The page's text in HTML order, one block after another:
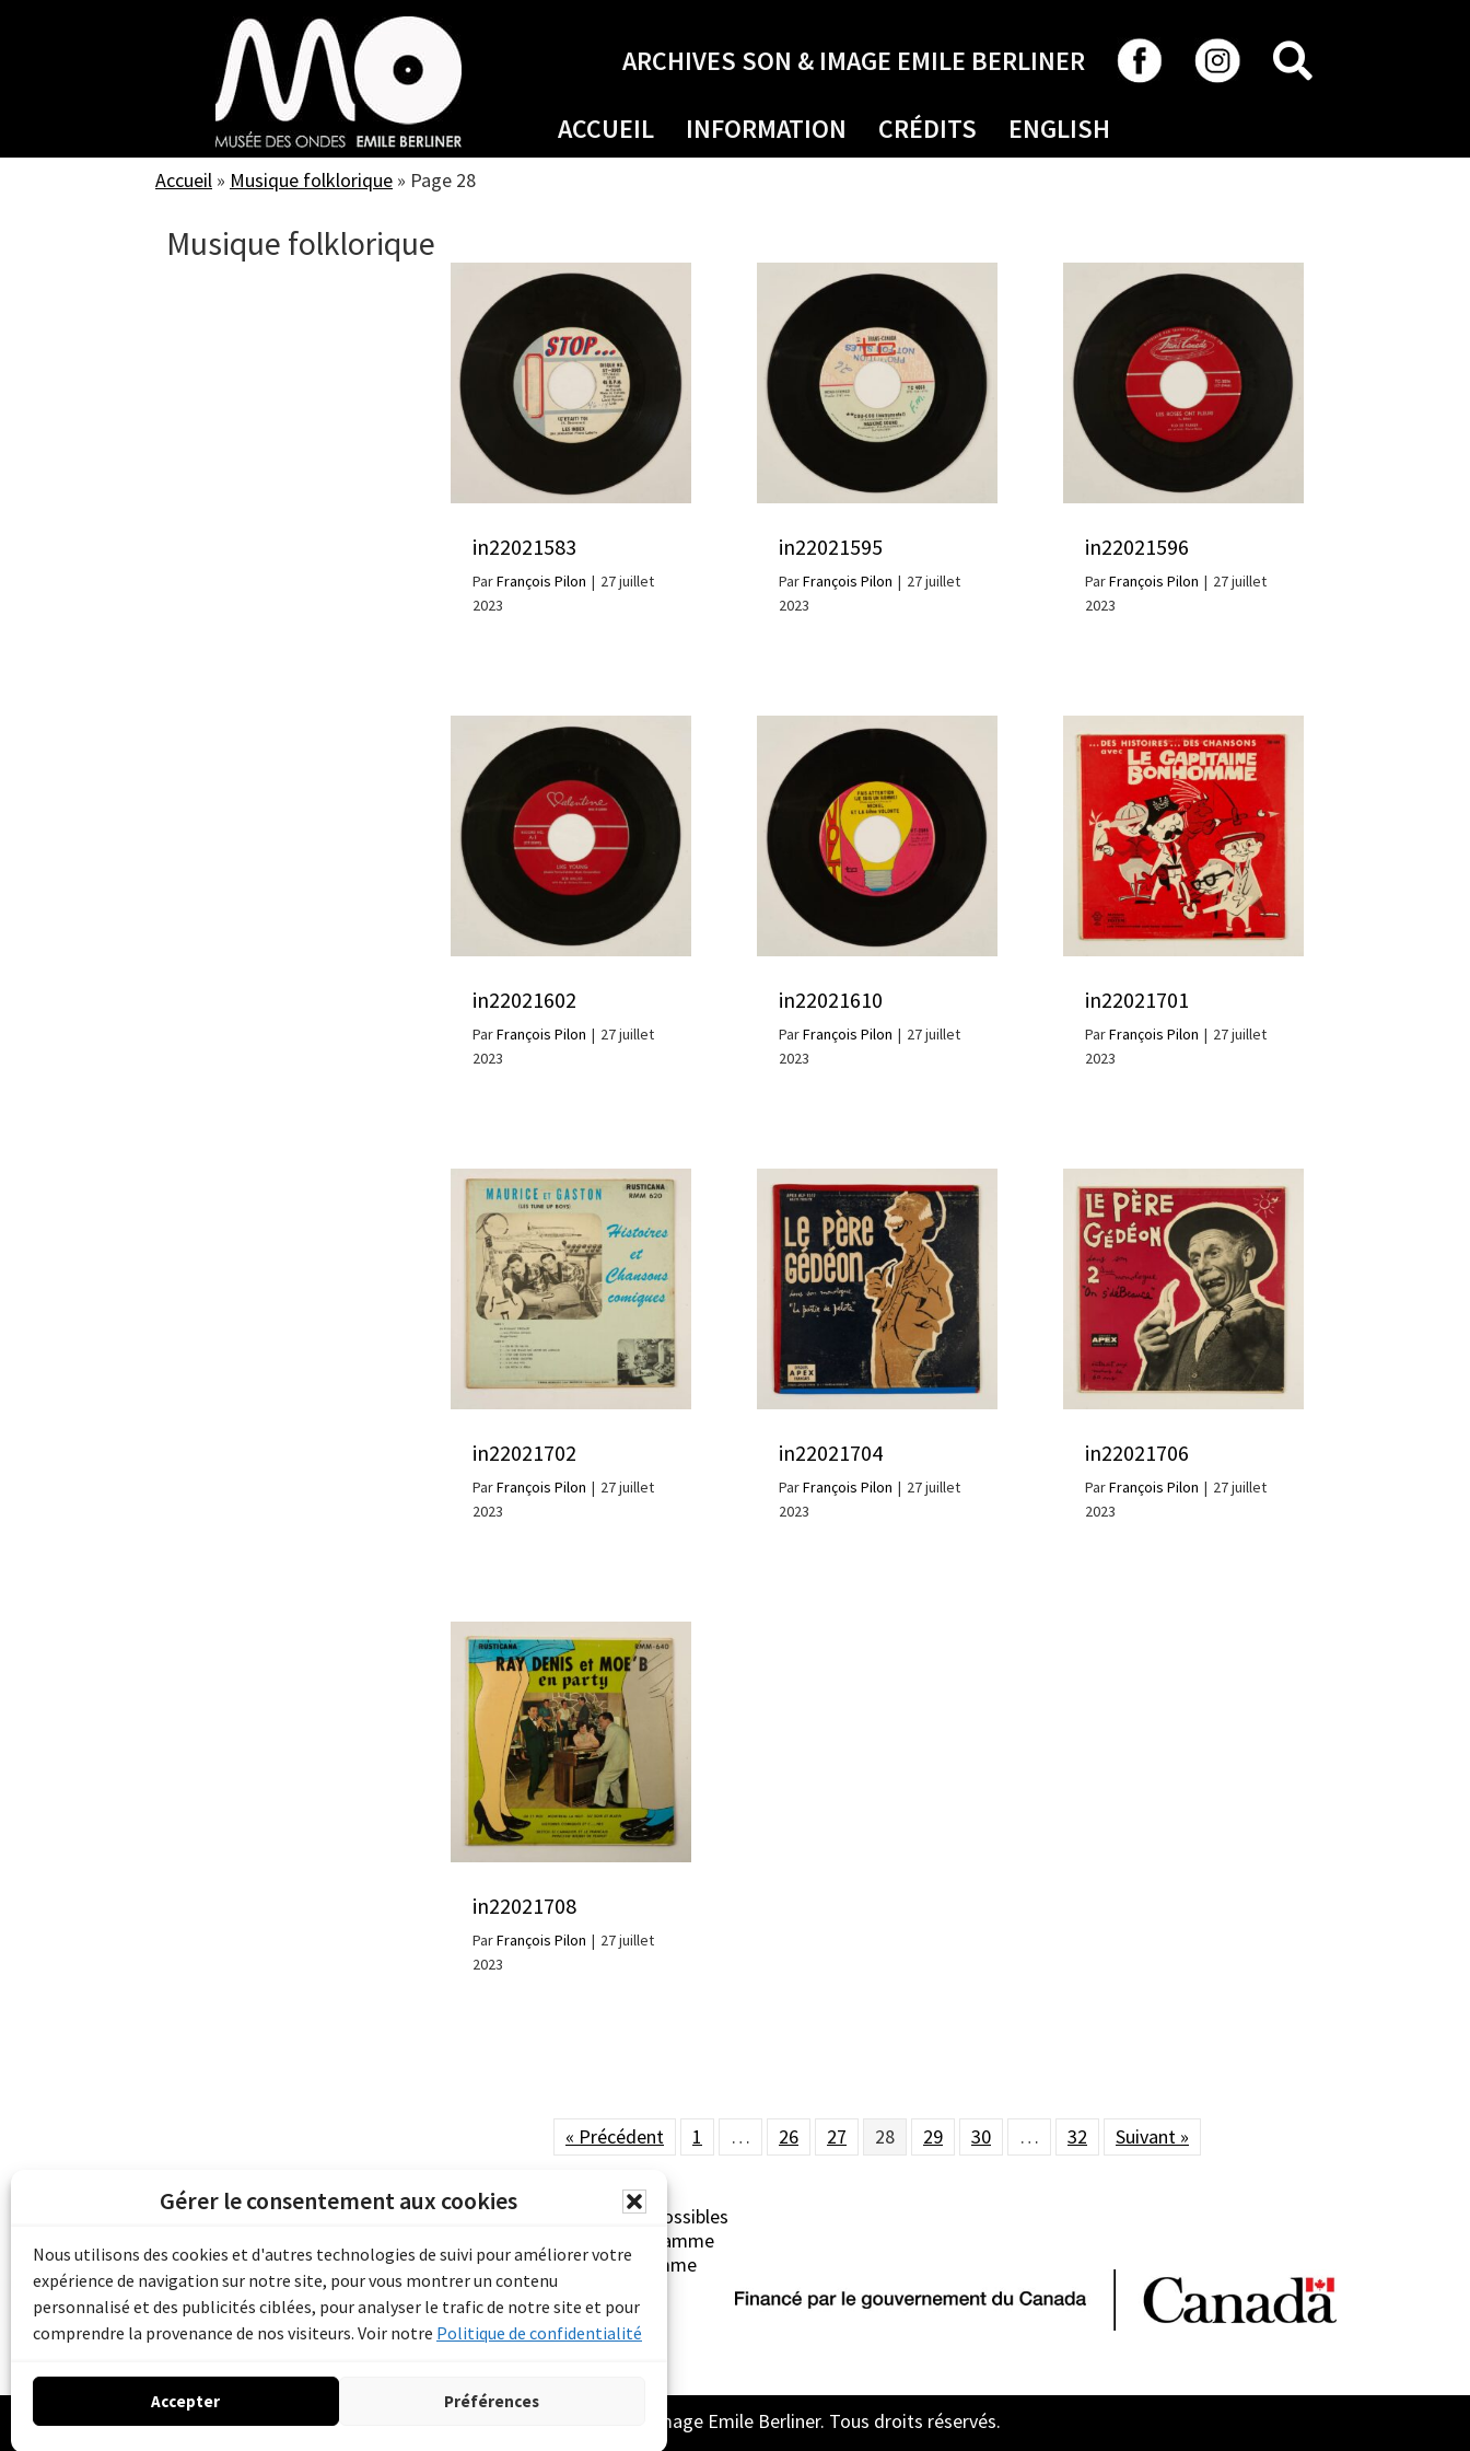
Gérer le consentement aux cookies
Nous utilisons des cookies et d'autres technologies de suivi pour améliorer votre
expérience de navigation sur notre site, pour vous montrer un contenu
personnalisé et des publicités ciblées, pour analyser le trafic de notre site et pour
comprendre la provenance de nos visiteurs. Voir notre Politique de confidentialité
Accepter Préférences
ARCHIVES SON & IMAGE EMILE BERLINER
ACCUEIL INFORMATION CRÉDITS ENGLISH
Accueil » Musique folklorique » Page 28
Musique folklorique
in22021583
ParFrançois Pilon | 27 juillet
2023
in22021595
ParFrançois Pilon | 27 juillet
2023
in22021596
ParFrançois Pilon | 27 juillet
2023
in22021602
ParFrançois Pilon | 27 juillet
2023
in22021610
ParFrançois Pilon | 27 juillet
2023
in22021701
ParFrançois Pilon | 27 juillet
2023
in22021702
ParFrançois Pilon | 27 juillet
2023
in22021704
ParFrançois Pilon | 27 juillet
2023
in22021706
ParFrançois Pilon | 27 juillet
2023
in22021708
ParFrançois Pilon | 27 juillet
2023
« Précédent 1 … 26 27 28 29 30 … 32 Suivant »
Les archives du son et de l'image d'Emile Berliner sont rendues possibles
grâce au financement de Bibliothèque et Archives Canada (Programme
pour les collectivités du patrimoine documentaire) et du Programme
d'aide aux musées (Accès numérique au patrimoine).
© 2026 Archive son et image Emile Berliner. Tous droits réservés.